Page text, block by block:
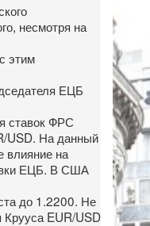
несмотря на
этим
ЕЦБ
ставок ФРС
USD. На данный
влияние на
ЕЦБ. В США
до 1.2200. Не
Крууса EUR/USD